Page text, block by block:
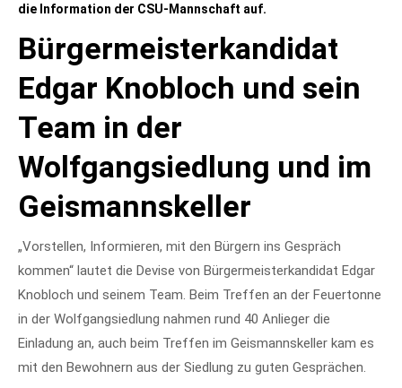
die Information der CSU-Mannschaft auf.
Bürgermeisterkandidat
Edgar Knobloch und sein
Team in der
Wolfgangsiedlung und im
Geismannskeller
„Vorstellen, Informieren, mit den Bürgern ins Gespräch
kommen“ lautet die Devise von Bürgermeisterkandidat Edgar
Knobloch und seinem Team. Beim Treffen an der Feuertonne
in der Wolfgangsiedlung nahmen rund 40 Anlieger die
Einladung an, auch beim Treffen im Geismannskeller kam es
mit den Bewohnern aus der Siedlung zu guten Gesprächen.